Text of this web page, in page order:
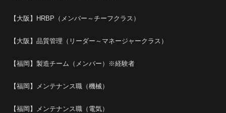
【大阪】HRBP（メンバー～チーフクラス）
【大阪】品質管理（リーダー～マネージャークラス）
【福岡】製造チーム（メンバー）※経験者
【福岡】メンテナンス職（機械）
【福岡】メンテナンス職（電気）